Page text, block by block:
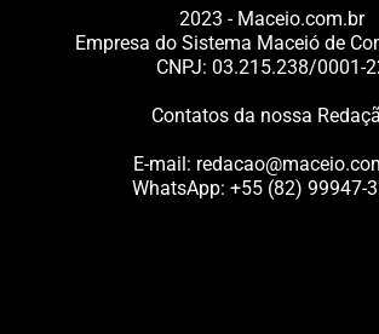
2023 - Maceio.com.br
Empresa do Sistema Maceió de
CNPJ: 03.215.238/0001-
Contatos da nossa
E-mail:
WhatsApp: +55 (82) 99947-